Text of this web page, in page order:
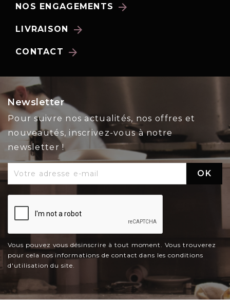
NOS ENGAGEMENTS arrow_forward
LIVRAISON arrow_forward
CONTACT arrow_forward
Newsletter
Pour suivre nos actualités, nos offres et
nouveautés, inscrivez-vous à notre
newsletter !
Vous pouvez vous désinscrire à tout moment. Vous trouverez
pour cela nos informations de contact dans les conditions
d'utilisation du site.